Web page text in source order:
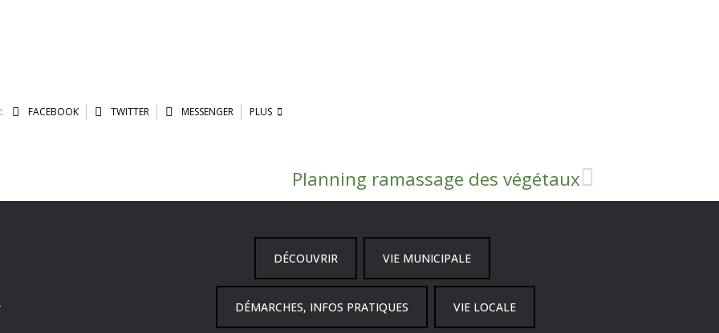
FACEBOOK TWITTER MESSENGER PLUS
Planning ramassage des végétaux
DÉCOUVRIR VIE MUNICIPALE
DÉMARCHES, INFOS PRATIQUES VIE LOCALE